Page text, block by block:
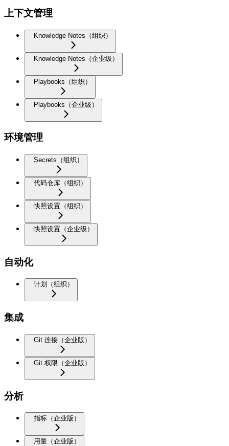
上下文管理
Knowledge Notes（组织）
Knowledge Notes（企业级）
Playbooks（组织）
Playbooks（企业级）
环境管理
Secrets（组织）
代码仓库（组织）
快照设置（组织）
快照设置（企业级）
自动化
计划（组织）
集成
Git 连接（企业版）
Git 权限（企业版）
分析
指标（企业版）
用量（企业版）